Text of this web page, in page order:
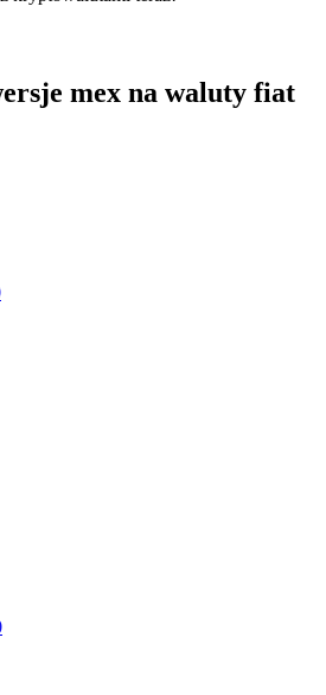
rentowność
mex na waluty fiat